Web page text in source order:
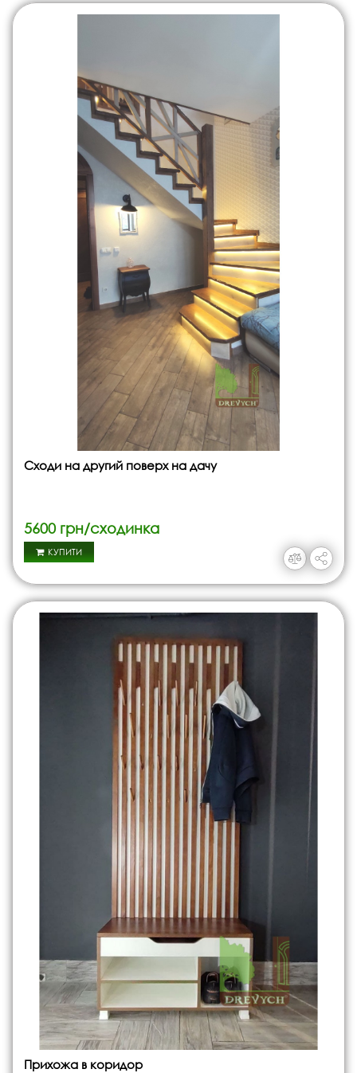
Сходи на другий поверх на дачу
5600 грн/сходинка
КУПИТИ
Прихожа в коридор